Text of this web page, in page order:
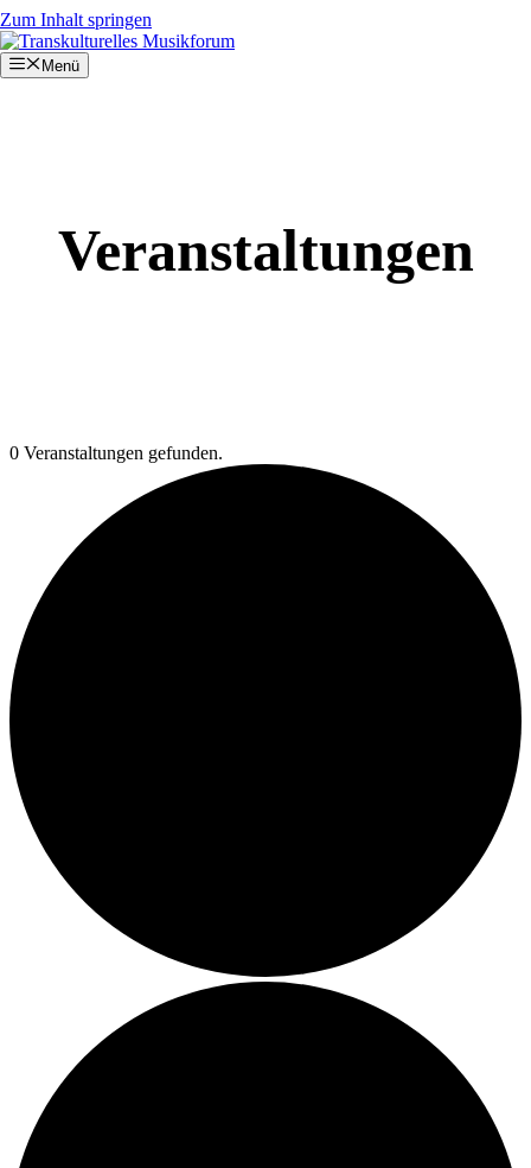
Zum Inhalt springen
Menü
Veranstaltungen
0 Veranstaltungen gefunden.